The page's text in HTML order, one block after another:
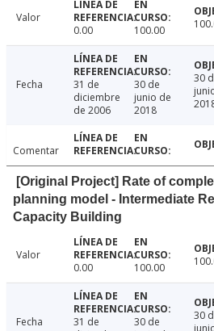
Valor
0.00
100.00
Fecha
31 de
diciembre
de 2006
30 de
junio de
2018
30
Comentar
[Original Project] Rate of
planning model - Intermediate
Capacity Building
Valor
0.00
100.00
Fecha
31 de
30 de
30